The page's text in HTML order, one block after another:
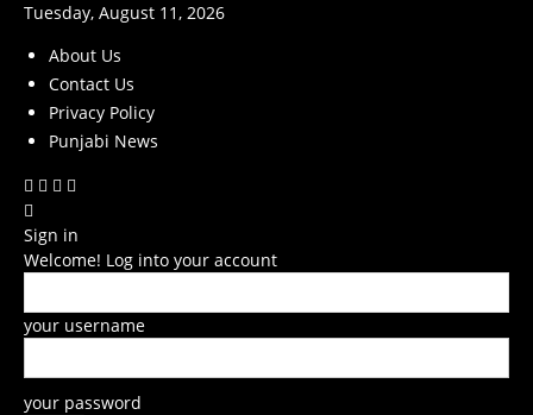
Tuesday, August 11, 2026
About Us
Contact Us
Privacy Policy
Punjabi News
Sign in
Welcome! Log into your account
your username
your password